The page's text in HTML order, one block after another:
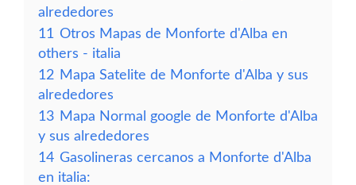
alrededores
11 Otros Mapas de Monforte d'Alba en
others - italia
12 Mapa Satelite de Monforte d'Alba y sus
alrededores
13 Mapa Normal google de Monforte d'Alba
y sus alrededores
14 Gasolineras cercanos a Monforte d'Alba
en italia: